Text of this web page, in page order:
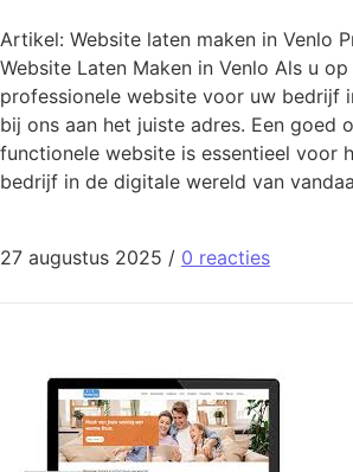
Artikel: Website laten maken in Venlo
Website Laten Maken in Venlo Als u
professionele website voor uw bedrijf
bij ons aan het juiste adres. Een goed
functionele website is essentieel voor
bedrijf in de digitale wereld van
27 augustus 2025 / 0 reacties